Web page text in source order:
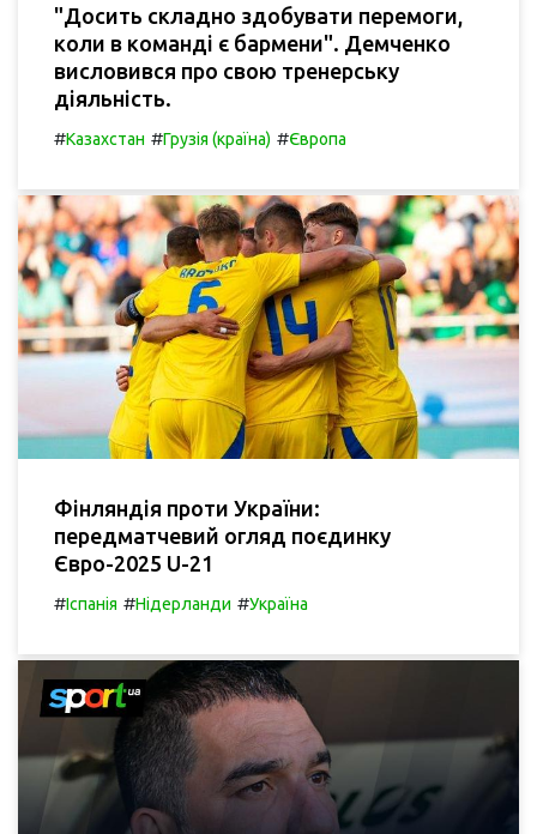
"Досить складно здобувати перемоги,
коли в команді є бармени". Демченко
висловився про свою тренерську
діяльність.
#Казахстан #Грузія (країна) #Європа
Фінляндія проти України:
передматчевий огляд поєдинку
Євро-2025 U-21
#Іспанія #Нідерланди #Україна